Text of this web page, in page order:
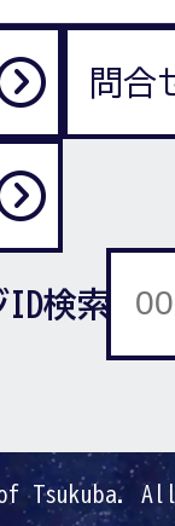
問合
ID検索
Tsukuba.